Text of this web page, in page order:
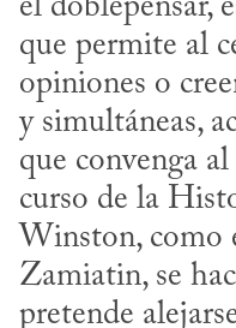
el doblepensar,
que permite al
opiniones o
y simultáneas,
que convenga
curso de la
Winston, como
Zamiatin, se
pretende